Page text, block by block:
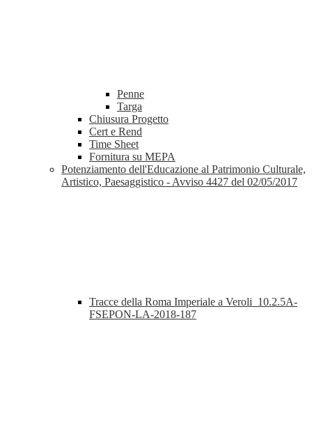
Penne
Targa
Chiusura Progetto
Cert e Rend
Time Sheet
Fornitura su MEPA
Potenziamento dell'Educazione al Patrimonio Culturale,
Artistico, Paesaggistico - Avviso 4427 del 02/05/2017
Tracce della Roma Imperiale a Veroli_10.2.5A-
FSEPON-LA-2018-187